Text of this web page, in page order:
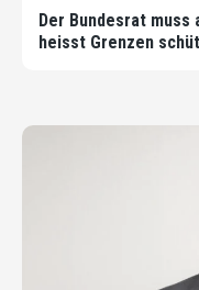
Der Bundesrat
heisst Grenzen